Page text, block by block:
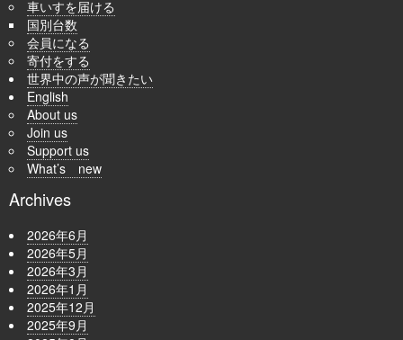
車いすを届ける
国別台数
会員になる
寄付をする
世界中の声が聞きたい
English
About us
Join us
Support us
What’s new
Archives
2026年6月
2026年5月
2026年3月
2026年1月
2025年12月
2025年9月